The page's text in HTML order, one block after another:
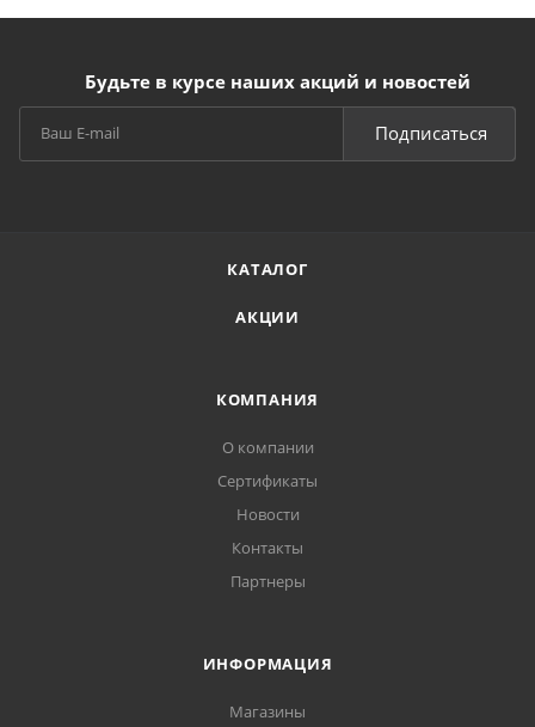
Будьте в курсе наших акций и новостей
Подписаться
КАТАЛОГ
АКЦИИ
КОМПАНИЯ
О компании
Сертификаты
Новости
Контакты
Партнеры
ИНФОРМАЦИЯ
Магазины